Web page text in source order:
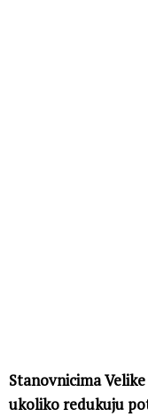
Stanovnicima
ukoliko redukuju